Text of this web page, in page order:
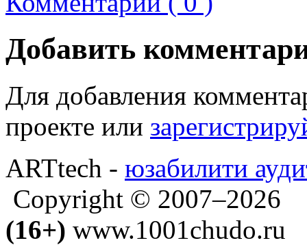
Добавить
Для добавления
проекте или
ARTtech - юзабилити
Copyright © 2007–2026
(16+) www.1001chudo.ru